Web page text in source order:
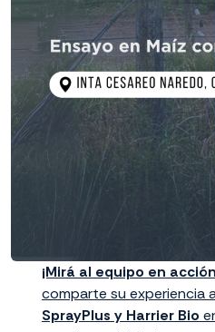
¡Mirá al equipo en
comparte su experiencia
SprayPlus y Harrier Bio